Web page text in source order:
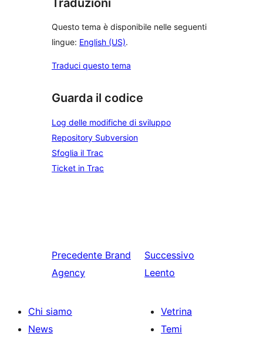
Traduzioni
Questo tema è disponibile nelle seguenti
lingue: English (US).
Traduci questo tema
Guarda il codice
Log delle modifiche di sviluppo
Repository Subversion
Sfoglia il Trac
Ticket in Trac
Precedente Brand
Agency
Successivo
Leento
Chi siamo
News
Vetrina
Temi